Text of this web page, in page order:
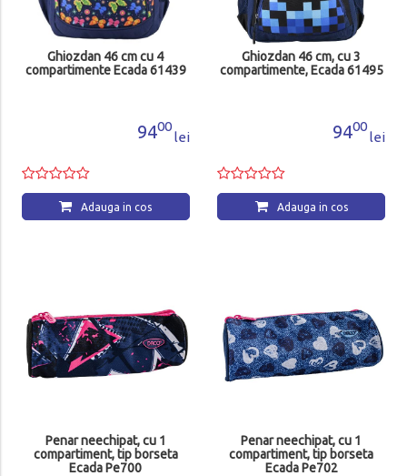
Ghiozdan 46 cm cu 4
compartimente Ecada 61439
9400
lei
Adauga in cos
Ghiozdan 46 cm, cu 3
compartimente, Ecada 61495
9400
lei
Adauga in cos
Penar neechipat, cu 1
compartiment, tip borseta
Ecada Pe700
Penar neechipat, cu 1
compartiment, tip borseta
Ecada Pe702